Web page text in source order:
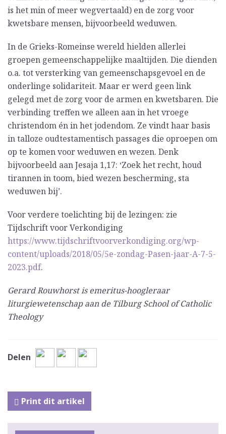
is het min of meer wegvertaald) en de zorg voor
kwetsbare mensen, bijvoorbeeld weduwen.
In de Grieks-Romeinse wereld hielden allerlei
groepen gemeenschappelijke maaltijden. Die dienden
o.a. tot versterking van gemeenschapsgevoel en de
onderlinge solidariteit. Maar er werd geen link
gelegd met de zorg voor de armen en kwetsbaren. Die
verbinding treffen we alleen aan in het vroege
christendom én in het jodendom. Ze vindt haar basis
in talloze oudtestamentisch passages die oproepen om
op te komen voor weduwen en wezen. Denk
bijvoorbeeld aan Jesaja 1,17: ‘Zoek het recht, houd
tirannen in toom, bied wezen bescherming, sta
weduwen bij’.
Voor verdere toelichting bij de lezingen: zie
Tijdschrift voor Verkondiging
https://www.tijdschriftvoorverkondiging.org/wp-
content/uploads/2018/05/5e-zondag-Pasen-jaar-A-7-5-
2023.pdf.
Gerard Rouwhorst is emeritus-hoogleraar
liturgiewetenschap aan de Tilburg School of Catholic
Theology
Delen
Print dit artikel